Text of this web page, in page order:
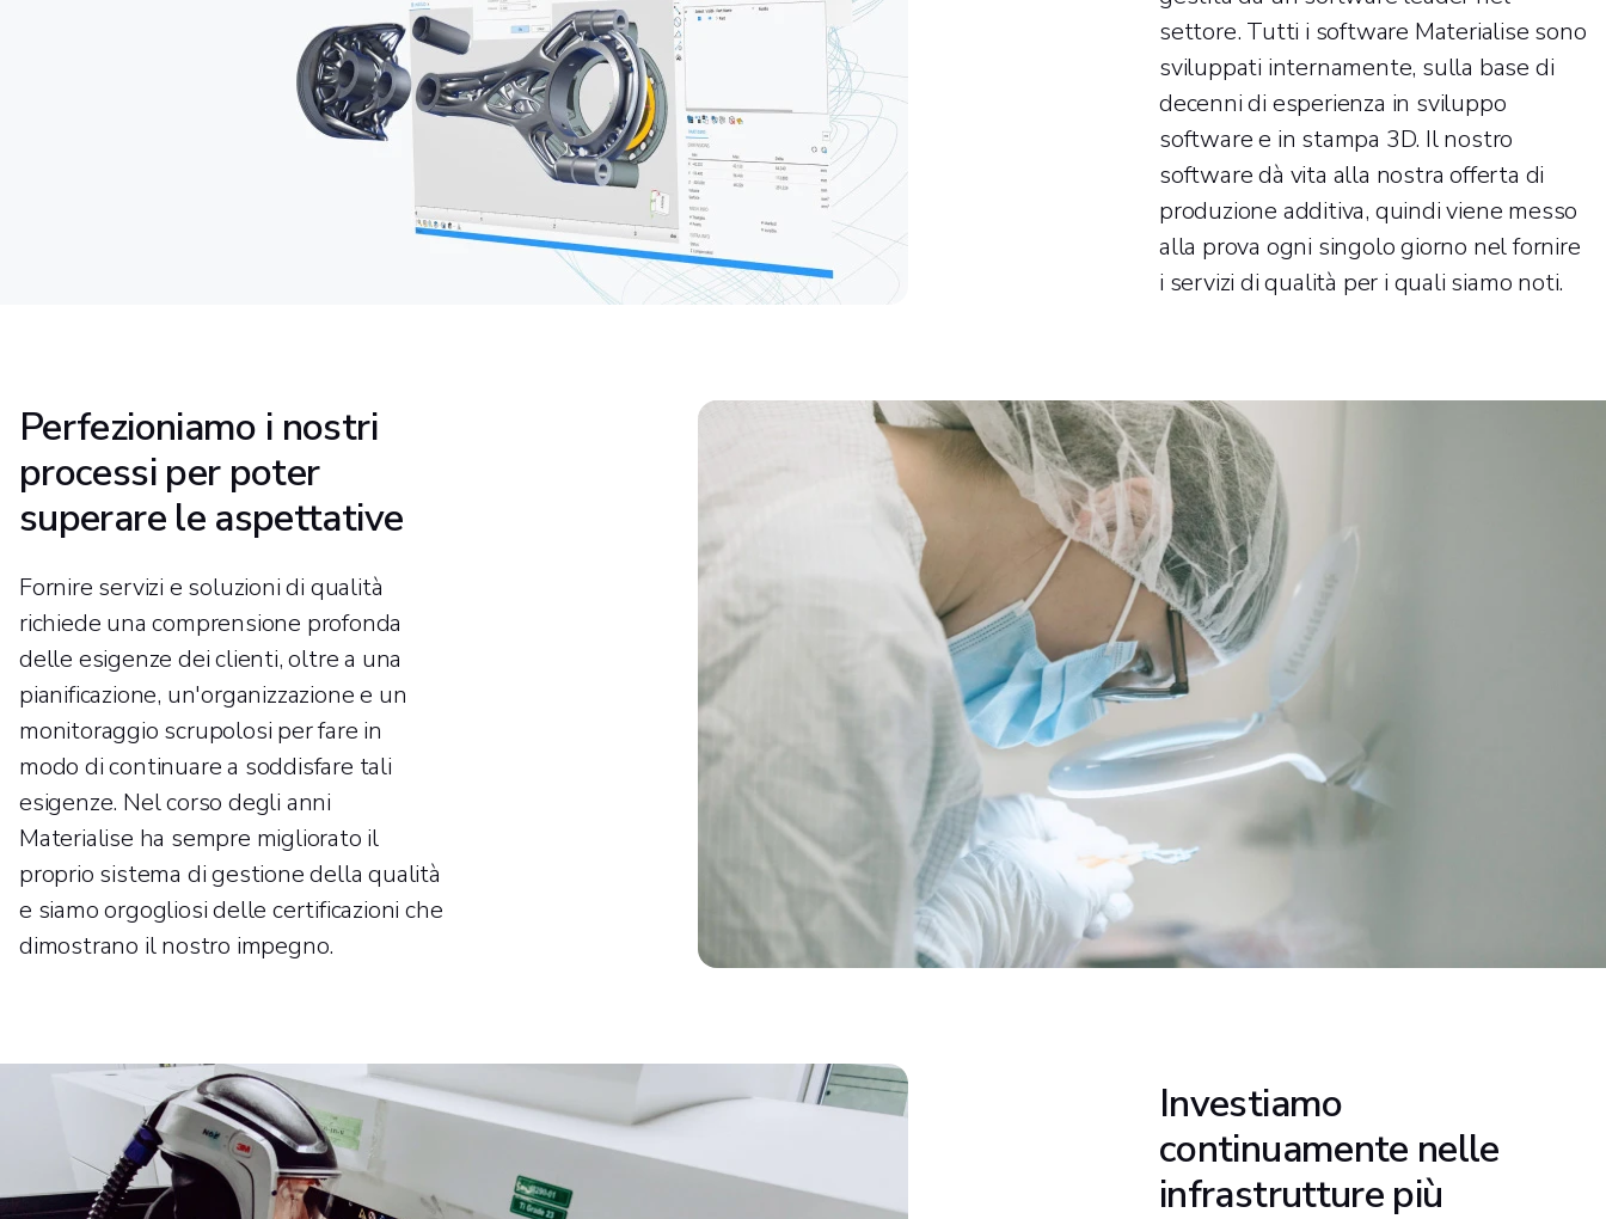
settore. Tutti i software Materialise sono
sviluppati internamente, sulla base di
decenni di esperienza in sviluppo
software e in stampa 3D. Il nostro
software dà vita alla nostra offerta di
produzione additiva, quindi viene messo
alla prova ogni singolo giorno nel fornire
i servizi di qualità per i quali siamo noti.
Perfezioniamo i nostri
processi per poter
superare le aspettative
Fornire servizi e soluzioni di qualità
richiede una comprensione profonda
delle esigenze dei clienti, oltre a una
pianificazione, un'organizzazione e un
monitoraggio scrupolosi per fare in
modo di continuare a soddisfare tali
esigenze. Nel corso degli anni
Materialise ha sempre migliorato il
proprio sistema di gestione della qualità
e siamo orgogliosi delle certificazioni che
dimostrano il nostro impegno.
Investiamo
continuamente nelle
infrastrutture più